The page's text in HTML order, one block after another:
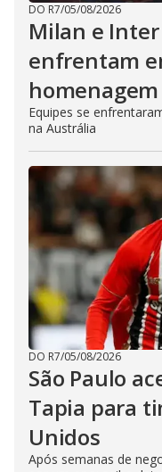
DO R7/05/08/2026
Milan e
enfrentam
homenagem
Equipes se
na Austrália
DO R7/05/08/2026
São Paulo
Tapia para
Unidos
Após semanas de